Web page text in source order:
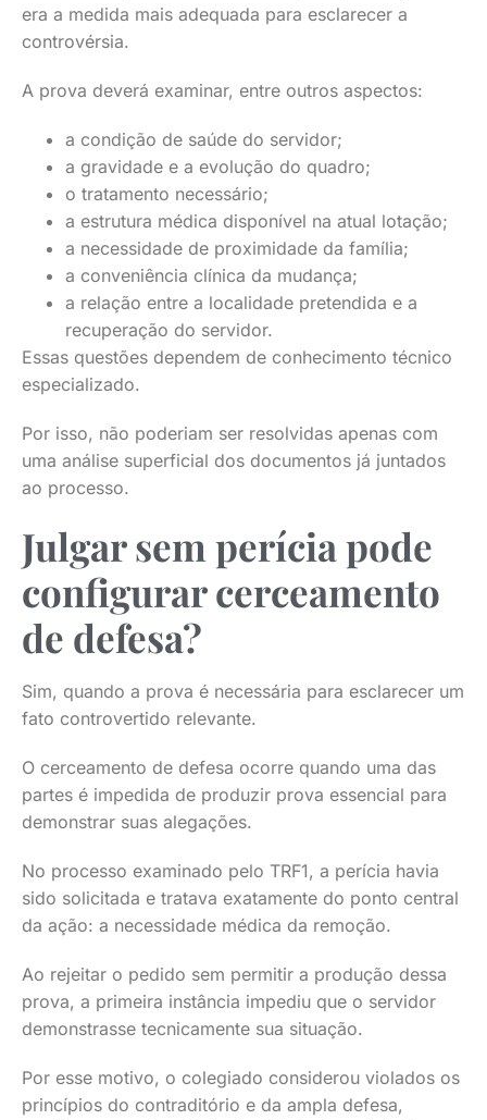
era a medida mais adequada para esclarecer a
controvérsia.
A prova deverá examinar, entre outros aspectos:
a condição de saúde do servidor;
a gravidade e a evolução do quadro;
o tratamento necessário;
a estrutura médica disponível na atual lotação;
a necessidade de proximidade da família;
a conveniência clínica da mudança;
a relação entre a localidade pretendida e a
recuperação do servidor.
Essas questões dependem de conhecimento técnico
especializado.
Por isso, não poderiam ser resolvidas apenas com
uma análise superficial dos documentos já juntados
ao processo.
Julgar sem perícia pode
configurar cerceamento
de defesa?
Sim, quando a prova é necessária para esclarecer um
fato controvertido relevante.
O cerceamento de defesa ocorre quando uma das
partes é impedida de produzir prova essencial para
demonstrar suas alegações.
No processo examinado pelo TRF1, a perícia havia
sido solicitada e tratava exatamente do ponto central
da ação: a necessidade médica da remoção.
Ao rejeitar o pedido sem permitir a produção dessa
prova, a primeira instância impediu que o servidor
demonstrasse tecnicamente sua situação.
Por esse motivo, o colegiado considerou violados os
princípios do contraditório e da ampla defesa,